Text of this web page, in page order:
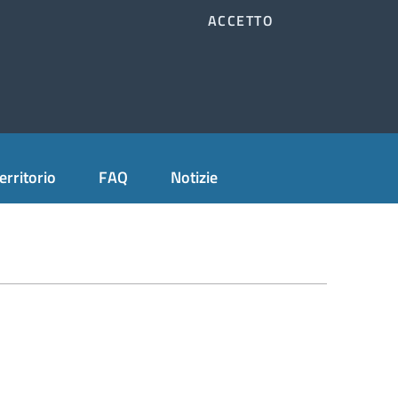
ACCETTO
Accedi all'area personale
FAQ Notizie